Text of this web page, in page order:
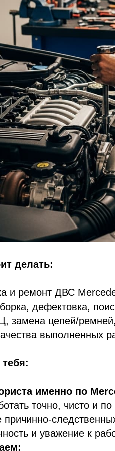
делать:
и ремонт ДВС
дефектовка,
замена цепей/
выполненных
именно по
точно, чисто и по
и уважение к